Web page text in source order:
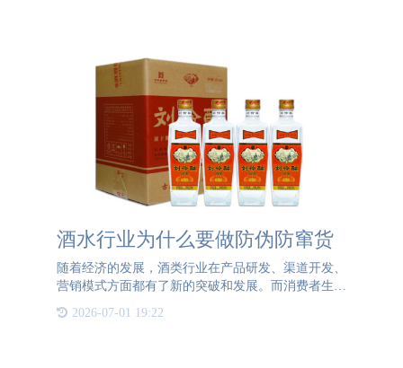
酒水行业为什么要做防伪防窜货
随着经济的发展，酒类行业在产品研发、渠道开发、
营销模式方面都有了新的突破和发展。而消费者生活
严格。酒水行业的防伪防窜货也是促使酒水行业发展
2026-07-01 19:22